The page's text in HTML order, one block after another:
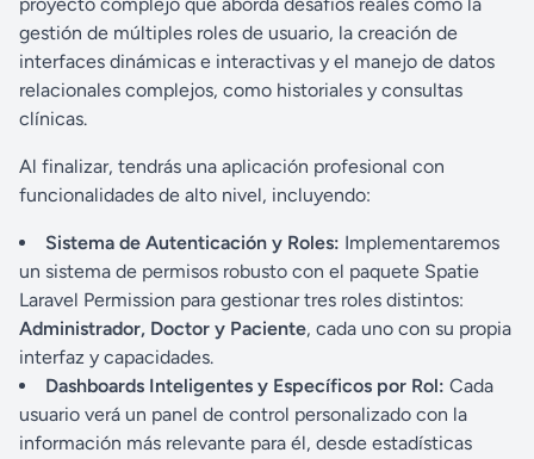
gestión de múltiples roles de usuario, la creación de
interfaces dinámicas e interactivas y el manejo de datos
relacionales complejos, como historiales y consultas
clínicas.
Al finalizar, tendrás una aplicación profesional con
funcionalidades de alto nivel, incluyendo:
Sistema de Autenticación y Roles: Implementaremos
un sistema de permisos robusto con el paquete Spatie
Laravel Permission para gestionar tres roles distintos:
Administrador, Doctor y Paciente, cada uno con su propia
interfaz y capacidades.
Dashboards Inteligentes y Específicos por Rol: Cada
usuario verá un panel de control personalizado con la
información más relevante para él, desde estadísticas